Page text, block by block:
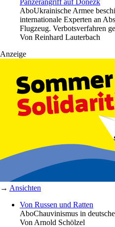
AboUkrainische Armee
internationale Experten an
Flugzeug. Verbotsverfahren
Von Reinhard Lauterbach
Anzeige
→ Ansichten
Von Russen und Ratten
AboChauvinismus in
Von Arnold Schölzel